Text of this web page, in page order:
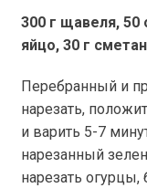
300 г щавеля, 50
яйцо,30 г
Перебранный и
нарезать,
и варить 5-7
нарезанный
нарезать